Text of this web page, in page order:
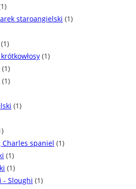
staroangielski (1)
(1)
(1)
(1)
(1)
(1)
Charles spaniel (1)
(1)
(1)
- Sloughi (1)